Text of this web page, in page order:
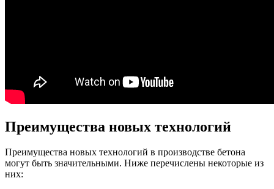
Преимущества новых технологий
Преимущества новых технологий в производстве бетона
могут быть значительными. Ниже перечислены некоторые из
них: